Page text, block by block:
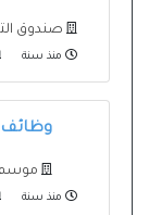
صندوق
منذ سنة
موسم
منذ سنة